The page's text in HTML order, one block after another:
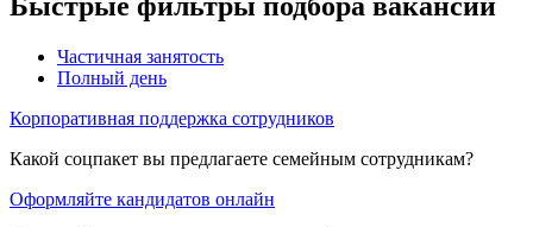
Частичная занятость
Полный день
Корпоративная поддержка сотрудников
Какой соцпакет вы предлагаете семейным сотрудникам?
Оформляйте кандидатов онлайн